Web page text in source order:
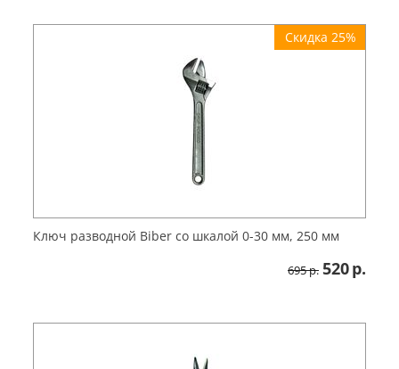
Скидка 25%
Ключ разводной Biber со шкалой 0-30 мм, 250 мм
695р. 520р.